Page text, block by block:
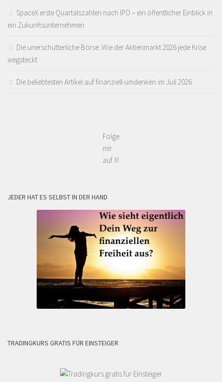
SpaceX erste Quartalszahlen nach IPO – ein öffentlicher Einblick in
ein Zukunftsunternehmen
Die unerschütterliche Börse: Wie der Aktienmarkt 2026 jede Krise
wegsteckt
Die beliebtesten Artikel auf finanziell-umdenken im Juli 2026
Folge
mir
auf X!
JEDER HAT ES SELBST IN DER HAND
TRADINGKURS GRATIS FÜR EINSTEIGER